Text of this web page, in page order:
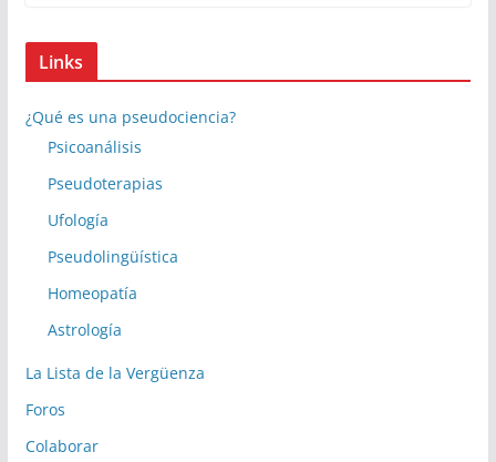
Links
¿Qué es una pseudociencia?
Psicoanálisis
Pseudoterapias
Ufología
Pseudolingüística
Homeopatía
Astrología
La Lista de la Vergüenza
Foros
Colaborar